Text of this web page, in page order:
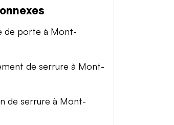
de porte à Mont-
de serrure à Mont-
de serrure à Mont-